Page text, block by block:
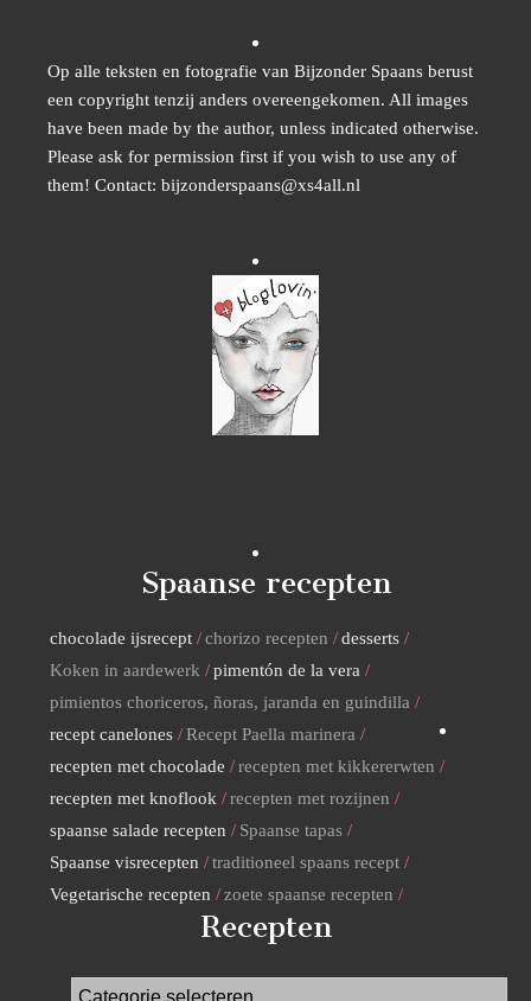
Op alle teksten en fotografie van Bijzonder Spaans berust
een copyright tenzij anders overeengekomen. All images
have been made by the author, unless indicated otherwise.
Please ask for permission first if you wish to use any of
them! Contact: bijzonderspaans@xs4all.nl
Spaanse recepten
chocolade ijsrecept chorizo recepten
desserts
Koken in aardewerk
pimentón de la vera
pimientos choriceros, ñoras, jaranda en guindilla
recept canelones
Recept Paella marinera
recepten met chocolade
recepten met kikkererwten
recepten met knoflook
recepten met rozijnen
spaanse salade recepten
Spaanse tapas
Spaanse visrecepten
traditioneel spaans recept
Vegetarische recepten
zoete spaanse recepten
Recepten